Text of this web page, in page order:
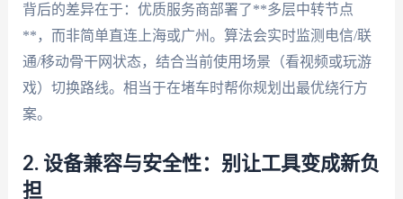
背后的差异在于：优质服务商部署了**多层中转节点
**，而非简单直连上海或广州。算法会实时监测电信/联
通/移动骨干网状态，结合当前使用场景（看视频或玩游
戏）切换路线。相当于在堵车时帮你规划出最优绕行方
案。
2. 设备兼容与安全性：别让工具变成新负
担